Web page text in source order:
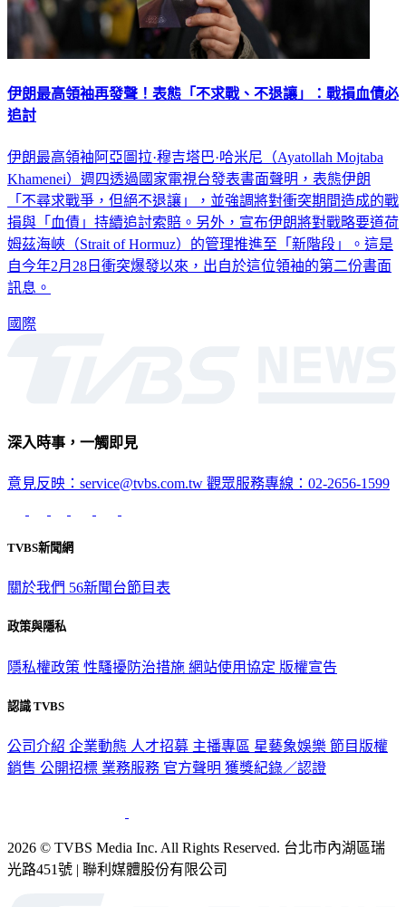
伊朗最高領袖再發聲！表態「不求戰、不退讓」：戰損血債必
追討
伊朗最高領袖阿亞圖拉·穆吉塔巴·哈米尼（Ayatollah Mojtaba
Khamenei）週四透過國家電視台發表書面聲明，表態伊朗
「不尋求戰爭，但絕不退讓」，並強調將對衝突期間造成的戰
損與「血債」持續追討索賠。另外，宣布伊朗將對戰略要道荷
姆茲海峽（Strait of Hormuz）的管理推進至「新階段」。這是
自今年2月28日衝突爆發以來，出自於這位領袖的第二份書面
訊息。
國際
深入時事，一觸即見
意見反映：service@tvbs.com.tw 觀眾服務專線：02-2656-1599
TVBS新聞網
關於我們 56新聞台節目表
政策與隱私
隱私權政策 性騷擾防治措施 網站使用協定 版權宣告
認識 TVBS
公司介紹 企業動態 人才招募 主播專區 星藝象娛樂 節目版權
銷售 公開招標 業務服務 官方聲明 獲獎紀錄／認證
2026 © TVBS Media Inc. All Rights Reserved. 台北市內湖區瑞
光路451號 | 聯利媒體股份有限公司